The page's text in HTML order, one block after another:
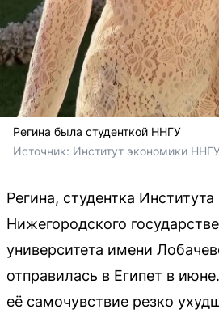
Регина была студенткой ННГУ
Источник: Институт экономики
Регина, студентка
Нижегородского
университета имени
отправилась в Египет в
её самочувствие резко